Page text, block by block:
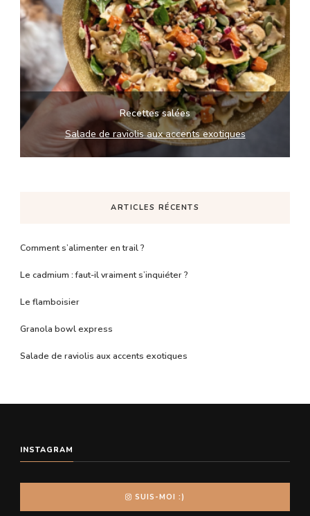
Recettes salées
Salade de raviolis aux accents exotiques
ARTICLES RÉCENTS
Comment s’alimenter en trail ?
Le cadmium : faut-il vraiment s’inquiéter ?
Le flamboisier
Granola bowl express
Salade de raviolis aux accents exotiques
INSTAGRAM
SUIS-MOI :)